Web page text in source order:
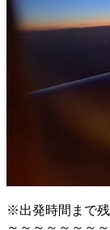
※出発時間まで残